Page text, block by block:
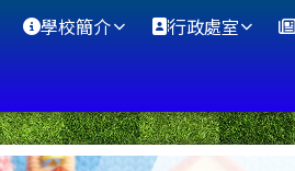
國小
學校簡介 行政處室